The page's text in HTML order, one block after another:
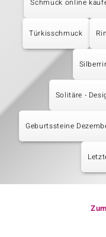
Schmuck online
Türkisschmuck
Solitäre -
Geburtssteine